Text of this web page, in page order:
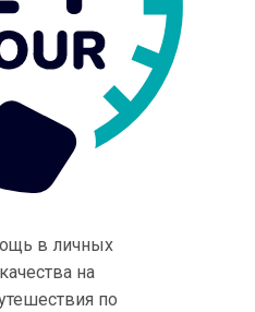
в личных
на
по